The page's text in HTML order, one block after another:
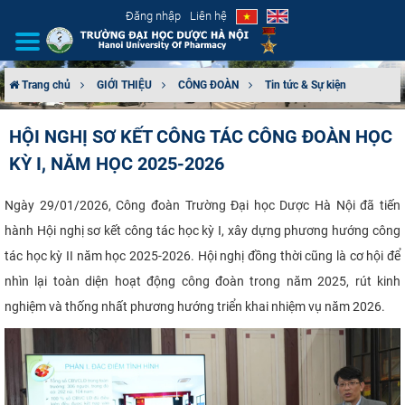
Đăng nhập Liên hệ
CƠ CẤU TỔ CHỨC
TUYỂN SINH
ĐÀO TẠO
ĐẢM BẢO CHẤT LƯỢNG
KHOA HỌC CÔNG NGHỆ
HTQT
Trang chủ GIỚI THIỆU CÔNG ĐOÀN Tin tức & Sự kiện
HỘI NGHỊ SƠ KẾT CÔNG TÁC CÔNG ĐOÀN HỌC
KỲ I, NĂM HỌC 2025-2026
Ngày 29/01/2026, Công đoàn Trường Đại học Dược Hà Nội đã tiến
hành Hội nghị sơ kết công tác học kỳ I, xây dựng phương hướng công
tác học kỳ II năm học 2025-2026. Hội nghị đồng thời cũng là cơ hội để
nhìn lại toàn diện hoạt động công đoàn trong năm 2025, rút kinh
nghiệm và thống nhất phương hướng triển khai nhiệm vụ năm 2026.